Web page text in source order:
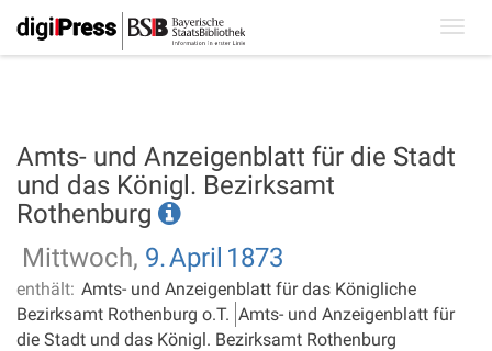
Amts- und Anzeigenblatt für die Stadt
und das Königl. Bezirksamt
Rothenburg
Mittwoch, 9.April 1873
enthält: Amts- und Anzeigenblatt für das Königliche
Bezirksamt Rothenburg o.T. Amts- und Anzeigenblatt für
die Stadt und das Königl. Bezirksamt Rothenburg